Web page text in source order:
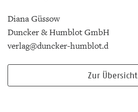
Diana Güssow
Duncker & Humblot GmbH
verlag@duncker-humblot.d
Zur Übersicht